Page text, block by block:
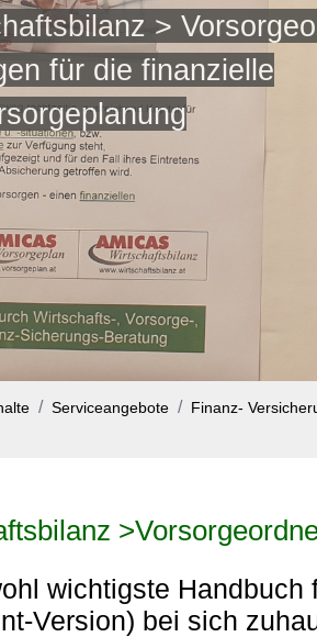
>
für die finanzielle
Serviceangebote Finanz-
wichtigste
Version) bei sich